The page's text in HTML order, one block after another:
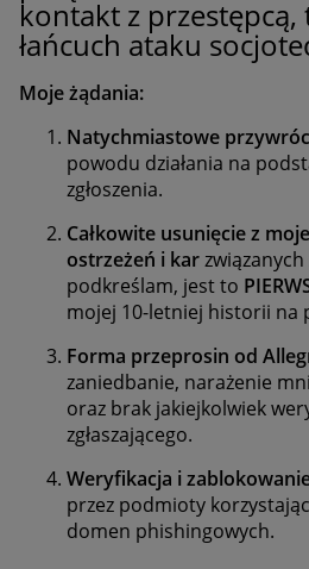
kontakt z przestępcą,
łańcuch ataku
Moje żądania:
Natychmiastowe
powodu działania na
zgłoszenia.
Całkowite usunięcie z
ostrzeżeń i kar
podkreślam, jest to
mojej 10-letniej historii na
Forma przeprosin od
zaniedbanie, narażenie
oraz brak jakiejkolwiek
zgłaszającego.
Weryfikacja i
przez podmioty
domen phishingowych.